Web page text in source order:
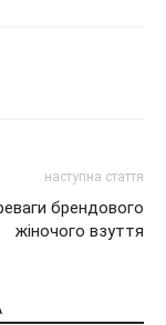
наступна стаття
брендового
жіночого взуття